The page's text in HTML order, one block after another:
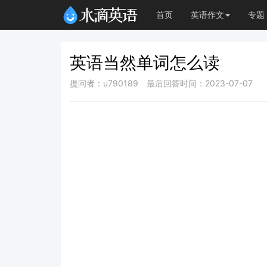
首页 英语作文 专题
英语当然单词怎么读
提问者：u790189 最后回答时间：2023-07-07